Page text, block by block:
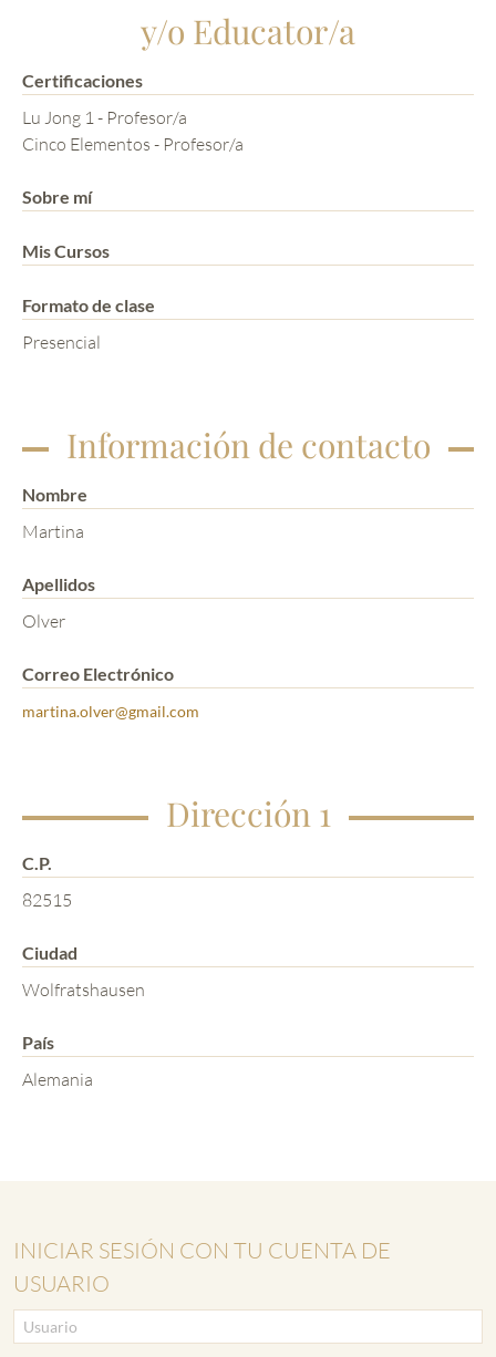
y/o Educator/a
Certificaciones
Lu Jong 1 - Profesor/a
Cinco Elementos - Profesor/a
Sobre mí
Mis Cursos
Formato de clase
Presencial
Información de contacto
Nombre
Martina
Apellidos
Olver
Correo Electrónico
martina.olver@gmail.com
Dirección 1
C.P.
82515
Ciudad
Wolfratshausen
País
Alemania
INICIAR SESIÓN CON TU CUENTA DE
USUARIO